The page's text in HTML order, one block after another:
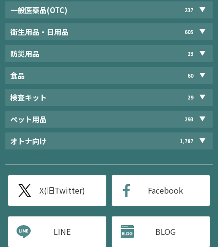
一般医薬品(OTC) 237
衛生用品・日用品 605
防災用品 23
食品 60
検査キット 29
ペット用品 293
オトナ向け 1,787
X(旧Twitter) Facebook
LINE BLOG